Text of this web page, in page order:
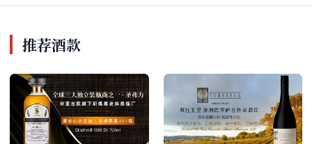
推荐酒款